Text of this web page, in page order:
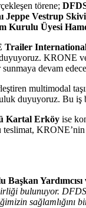
törene;
Jeppe Vestrup
Kurulu Üyesi
Trailer
KRONE
devam
multimodal
duyuyoruz. Bu
Kartal Erköy ise
KRONE’nin
bulunuyor. DFDS